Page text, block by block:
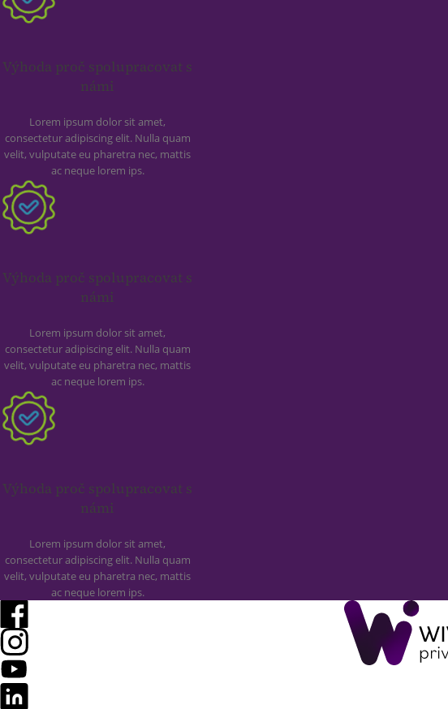
Výhoda proč spolupracovat s
námi
Lorem ipsum dolor sit amet,
consectetur adipiscing elit. Nulla quam
velit, vulputate eu pharetra nec, mattis
ac neque lorem ips.
Výhoda proč spolupracovat s
námi
Lorem ipsum dolor sit amet,
consectetur adipiscing elit. Nulla quam
velit, vulputate eu pharetra nec, mattis
ac neque lorem ips.
Výhoda proč spolupracovat s
námi
Lorem ipsum dolor sit amet,
consectetur adipiscing elit. Nulla quam
velit, vulputate eu pharetra nec, mattis
ac neque lorem ips.